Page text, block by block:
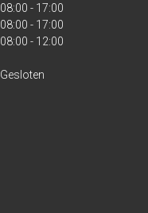
08:00 - 17:00
08:00 - 17:00
08:00 - 12:00
Gesloten